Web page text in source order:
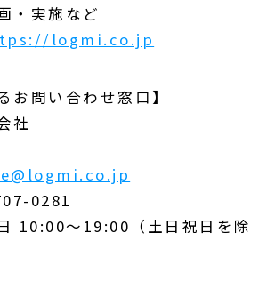
・実施など
logmi.co.jp
お問い合わせ窓口】
社
0281
10:00～19:00（土日祝日を除